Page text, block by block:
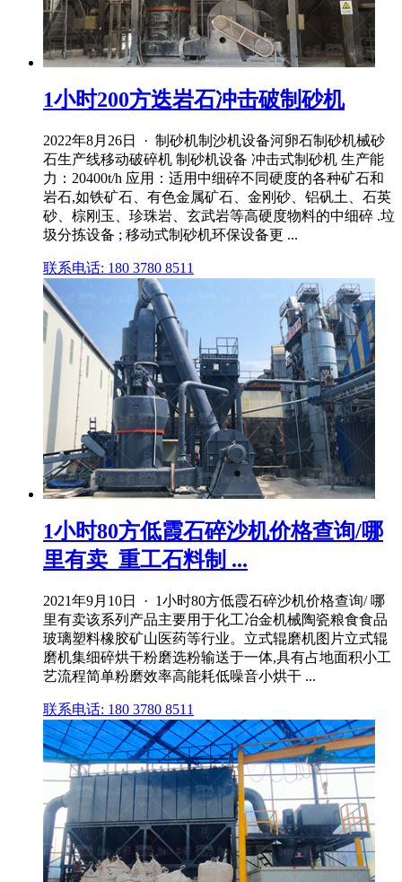
1小时200方迭岩石冲击破制砂机
2022年8月26日 · 制砂机制沙机设备河卵石制砂机械砂
石生产线移动破碎机 制砂机设备 冲击式制砂机 生产能
力：20400t/h 应用：适用中细碎不同硬度的各种矿石和
岩石,如铁矿石、有色金属矿石、金刚砂、铝矾土、石英
砂、棕刚玉、珍珠岩、玄武岩等高硬度物料的中细碎 .垃
圾分拣设备 ; 移动式制砂机环保设备更 ...
联系电话: 180 3780 8511
1小时80方低霞石碎沙机价格查询/哪
里有卖_重工石料制 ...
2021年9月10日 · 1小时80方低霞石碎沙机价格查询/ 哪
里有卖该系列产品主要用于化工冶金机械陶瓷粮食食品
玻璃塑料橡胶矿山医药等行业。立式辊磨机图片立式辊
磨机集细碎烘干粉磨选粉输送于一体,具有占地面积小工
艺流程简单粉磨效率高能耗低噪音小烘干 ...
联系电话: 180 3780 8511